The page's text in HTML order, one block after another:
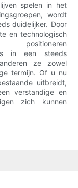
spelen in het
wordt
duidelijker. Door
en technologisch
positioneren
in een steeds
ze zowel
termijn. Of u nu
uitbreidt,
verstandige en
zich kunnen